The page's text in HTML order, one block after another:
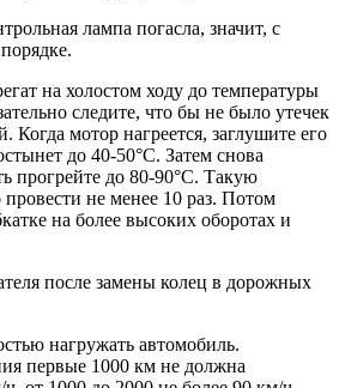
лампа погасла, значит, с
на холостом ходу до температуры
следите, что бы не было утечек
Когда мотор нагреется, заглушите его
до 40-50°С. Затем снова
прогрейте до 80-90°С. Такую
не менее 10 раз. Потом
на более высоких оборотах и
после замены колец в дорожных
нагружать автомобиль.
первые 1000 км не должна